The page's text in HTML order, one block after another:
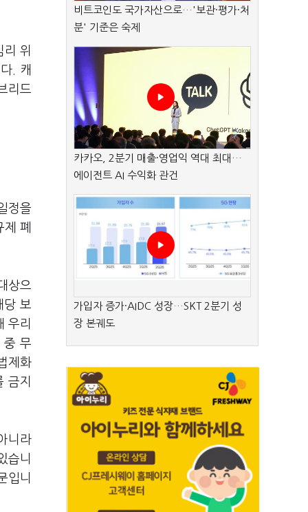
위
. 캐
리드
정을
폐
상으
당 보
우리
중 무
제화
금지
니라
습니
입니
비트코인도 국가자산으로…'보관·평가·처
분' 기준은 숙제
카카오, 2분기 매출·영업익 역대 최대…
에이전트 AI 수익화 관건
가입자 증가·AIDC 성장…SKT 2분기 성
장 본궤도